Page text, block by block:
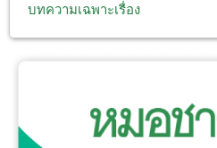
บทความเฉพาะเรื่อง